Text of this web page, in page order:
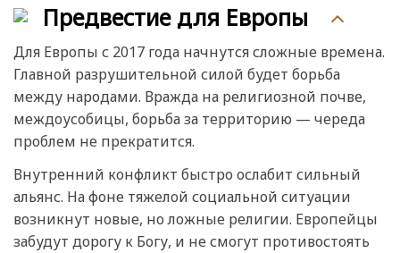
Предвестие для Европы
Для Европы с 2017 года начнутся сложные времена.
Главной разрушительной силой будет борьба
между народами. Вражда на религиозной почве,
междоусобицы, борьба за территорию — череда
проблем не прекратится.
Внутренний конфликт быстро ослабит сильный
альянс. На фоне тяжелой социальной ситуации
возникнут новые, но ложные религии. Европейцы
забудут дорогу к Богу, и не смогут противостоять